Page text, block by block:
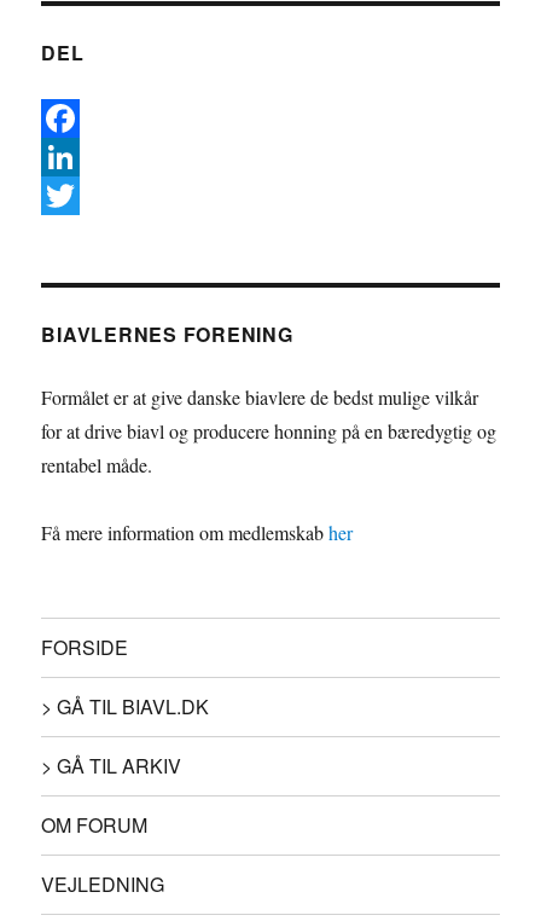
DEL
F
a
o
o
k
L
e
d
I
n
t
t
e
r
BIAVLERNES FORENING
Formålet er at give danske biavlere de bedst mulige vilkår
for at drive biavl og producere honning på en bæredygtig og
rentabel måde.
Få mere information om medlemskabher
FORSIDE
> GÅ TIL BIAVL.DK
> GÅ TIL ARKIV
OM FORUM
VEJLEDNING